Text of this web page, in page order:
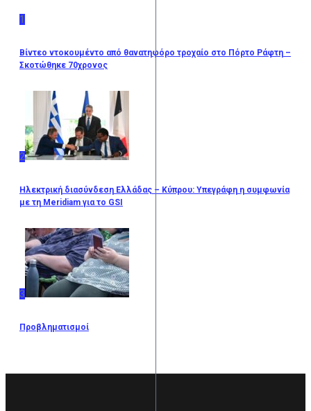
1
Βίντεο ντοκουμέντο από θανατηφόρο τροχαίο στο Πόρτο Ράφτη –
Σκοτώθηκε 70χρονος
2
Ηλεκτρική διασύνδεση Ελλάδας – Κύπρου: Υπεγράφη η συμφωνία
με τη Meridiam για το GSI
3
Προβληματισμοί